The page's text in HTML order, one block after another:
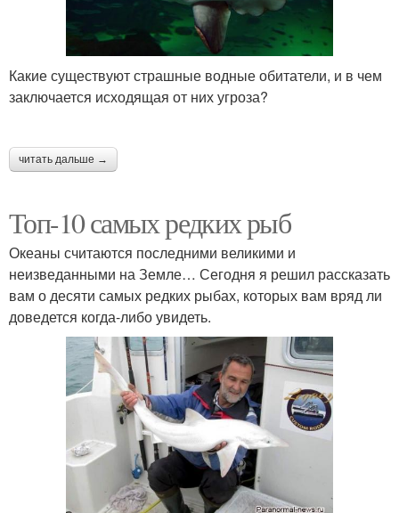
Какие существуют страшные водные обитатели, и в чем
заключается исходящая от них угроза?
читать дальше →
Топ-10 самых редких рыб
Океаны считаются последними великими и
неизведанными на Земле… Сегодня я решил рассказать
вам о десяти самых редких рыбах, которых вам вряд ли
доведется когда-либо увидеть.